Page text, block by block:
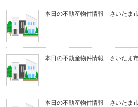
本日の不動産物件情報 さいたま
本日の不動産物件情報 さいたま
本日の不動産物件情報 さいたま